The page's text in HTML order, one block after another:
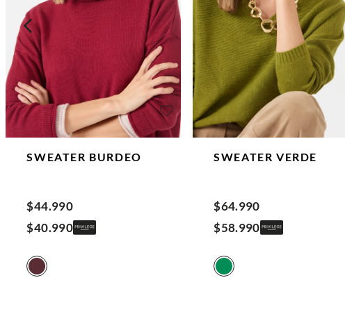
SWEATER BURDEO
$44.990
$40.990
SWEATER VERDE
$64.990
$58.990